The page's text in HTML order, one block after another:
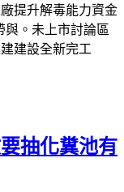
提升解毒能力資金
與。未上市討論區
建設全新完工
抽化糞池有